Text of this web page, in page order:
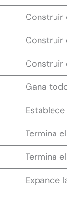
Construir
Construir
Construir
Gana
Termina
Termina
Expande